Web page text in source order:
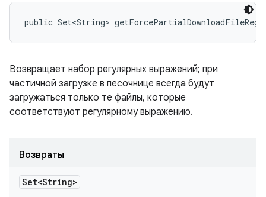
public Set<String>
Возвращает набор регулярных выражений; при
частичной загрузке в песочнице всегда будут
загружаться только те файлы, которые
соответствуют регулярному выражению.
Возвраты
Set<String>